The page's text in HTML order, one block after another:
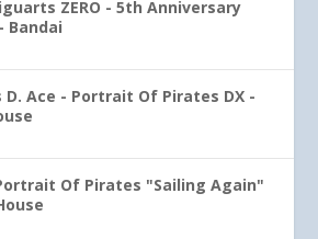
ZERO - 5th Anniversary
Bandai
D. Ace - Portrait Of Pirates DX -
Of Pirates "Sailing Again"